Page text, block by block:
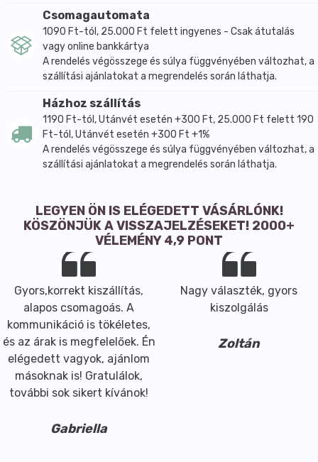
A napraforgó-kivonat megvédi a haj szerkezetét, és
megelőzi az UV hatásnak kitett haj kifakulását.
A henna fényessé teszi a hajat, regenerál, véd,
színez, táplál és gyógyít, de ha bizonyítottan káros
anyagokkal vegyítik, e jótékony hatások
A Hennaplus tartós krémhajfesték intenzív, tartós
hajszínt eredményez, az ősz hajszála 100%-os
elfedésével, és a haj maximális védelmével és
ápolásával. Tartóssága: 3 hónap. Az extra tápláló
kivonat, Rooibos, zöld tea, ginzeng, komló, kamilla és
rozmaring) az egészséges, fényes és selymesen puha
hajért. Jelentősen meghosszabbítják a szín
tartósságát, erősítik a haj szerkezetét és védik a
színét az UV sugárzással szemben. Élvezze az
intenzív színeket még tovább!
A legkorszerűbb technológia segítségével a
Hennaplus képes a piacon lévő legalacsonyabb
ammóniatartalmú krémhajfesték előállítására,
miközben biztosítja az optimális színeredményt. Akár
a többi Hennaplus festék, a tartós hajfesték sem
során fellépő irritációk és allergiás reakciók
Csomagautomata
1090 Ft-tól, 25.000 Ft felett ingyenes - Csak átutalás
vagy online bankkártya
A rendelés végösszege és súlya függvényében változhat, a
szállítási ajánlatokat a megrendelés során láthatja.
Házhoz szállítás
1190 Ft-tól, Utánvét esetén +300 Ft, 25.000 Ft felett 190
Ft-tól, Utánvét esetén +300 Ft +1%
A rendelés végösszege és súlya függvényében változhat, a
szállítási ajánlatokat a megrendelés során láthatja.
LEGYEN ÖN IS ELÉGEDETT VÁSÁRLÓNK!
KÖSZÖNJÜK A VISSZAJELZÉSEKET! 2000+
VÉLEMÉNY 4,9 PONT
Gyors,korrekt kiszállítás,
alapos csomagoás. A
kommunikáció is tökéletes,
és az árak is megfelelőek. Én
elégedett vagyok, ajánlom
másoknak is! Gratulálok,
további sok sikert kívánok!
Gabriella
Nagy választék, gyors
kiszolgálás
Zoltán